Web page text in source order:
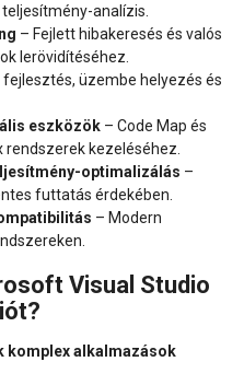
analízis.
– Fejlett hibakeresés és valós
lerövidítéséhez.
fejlesztés, üzembe helyezés és
eszközök – Code Map és
rendszerek kezeléséhez.
optimalizálás –
futtatás érdekében.
– Modern
Visual Studio
komplex alkalmazások